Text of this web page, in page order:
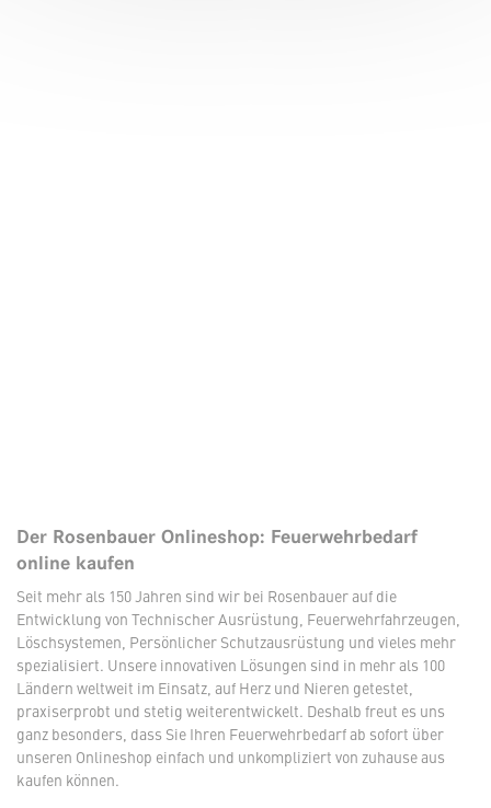
Der Rosenbauer Onlineshop: Feuerwehrbedarf
online kaufen
Seit mehr als 150 Jahren sind wir bei Rosenbauer auf die
Entwicklung von Technischer Ausrüstung, Feuerwehrfahrzeugen,
Löschsystemen, Persönlicher Schutzausrüstung und vieles mehr
spezialisiert. Unsere innovativen Lösungen sind in mehr als 100
Ländern weltweit im Einsatz, auf Herz und Nieren getestet,
praxiserprobt und stetig weiterentwickelt. Deshalb freut es uns
ganz besonders, dass Sie Ihren Feuerwehrbedarf ab sofort über
unseren Onlineshop einfach und unkompliziert von zuhause aus
kaufen können.